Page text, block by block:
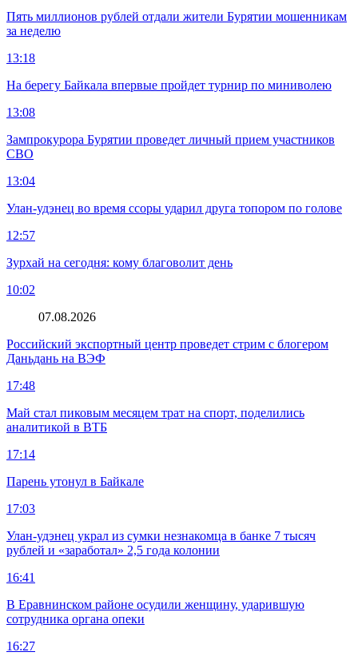
Пять миллионов рублей отдали жители Бурятии мошенникам
за неделю
13:18
На берегу Байкала впервые пройдет турнир по миниволею
13:08
Зампрокурора Бурятии проведет личный прием участников
СВО
13:04
Улан-удэнец во время ссоры ударил друга топором по голове
12:57
Зурхай на сегодня: кому благоволит день
10:02
07.08.2026
Российский экспортный центр проведет стрим с блогером
Даньдань на ВЭФ
17:48
Май стал пиковым месяцем трат на спорт, поделились
аналитикой в ВТБ
17:14
Парень утонул в Байкале
17:03
Улан-удэнец украл из сумки незнакомца в банке 7 тысяч
рублей и «заработал» 2,5 года колонии
16:41
В Еравнинском районе осудили женщину, ударившую
сотрудника органа опеки
16:27